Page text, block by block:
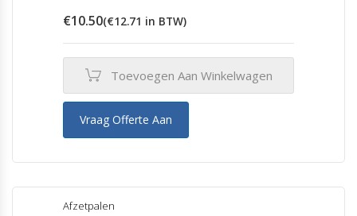
€10.50(€12.71 in BTW)
Toevoegen Aan Winkelwagen
Vraag Offerte Aan
Afzetpalen